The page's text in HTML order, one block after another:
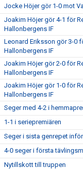
Jocke Höjer gör 1-0 mot
Joakim Höjer gör 4-1 för
Hallonbergens IF
Leonard Eriksson gör 3-0
Hallonbergens IF
Joakim Höjer gör 2-0 för
Hallonbergens IF
Joakim Höjer gör 1-0 för
Hallonbergens IF
Seger med 4-2 i
1-1 i seriepremiären
Seger i sista genrepet
4-0 seger i första
Nytillskott till truppen